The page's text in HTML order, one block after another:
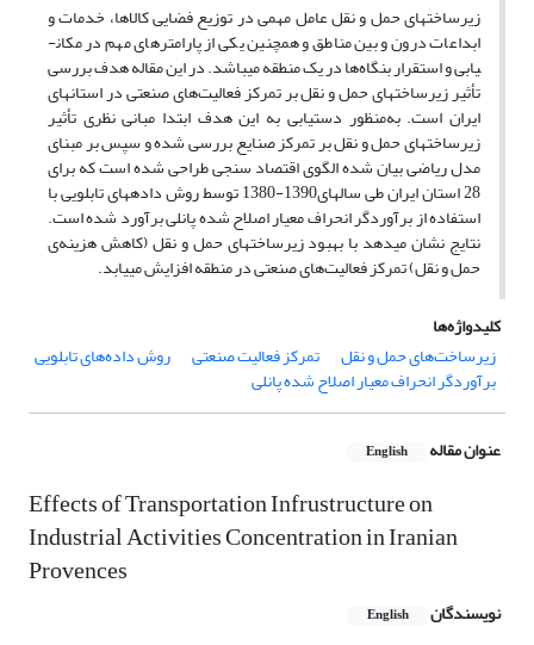
زیرساخت­های حمل و نقل عامل مهمی در توزیع فضایی کالاها، خدمات و
ابداعات درون و بین مناطق و همچنین یکی از پارامترهای مهم در مکان­
یابی و استقرار بنگاه‌ها در یک منطقه می­باشد. در این مقاله هدف بررسی
تأثیر زیرساخت­های حمل و نقل بر تمرکز فعالیت‌های صنعتی در استان­های
ایران است. به‌منظور دستیابی به این هدف ابتدا مبانی نظری تأثیر
زیرساخت­های حمل و نقل بر تمرکز صنایع بررسی شده و سپس بر مبنای
مدل ریاضی بیان شده الگوی اقتصاد سنجی طراحی شده است که برای
28 استان ایران طی سال‎های1390-1380 توسط روش داده­های تابلویی با
استفاده از برآوردگر انحراف معیار اصلاح شده پانلی برآورد شده است.
نتایج نشان می­دهد با بهبود زیرساخت­های حمل و نقل (کاهش هزینه‌ی
حمل و نقل) تمرکز فعالیت‌های صنعتی در منطقه افزایش می­یابد.
کلیدواژه‌ها
زیرساخت‌های حمل و نقل
تمرکز فعالیت صنعتی روش داده‌های تابلویی
برآوردگر انحراف ‏معیار اصلاح شده پانلی
عنوان مقاله English
Effects of Transportation Infrustructure on
Industrial Activities ‎Concentration in Iranian
Provences
نویسندگان English